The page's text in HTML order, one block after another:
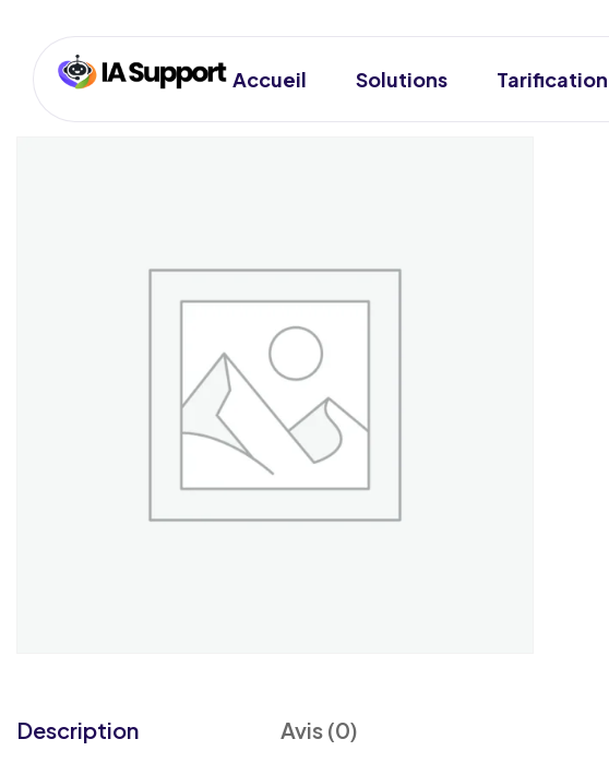
Accueil Solutions Tarification
Description Avis (0)